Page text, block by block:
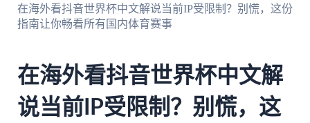
在海外看抖音世界杯中文解说当前IP受限制？别慌，这份
指南让你畅看所有国内体育赛事
在海外看抖音世界杯中文解
说当前IP受限制？别慌，这